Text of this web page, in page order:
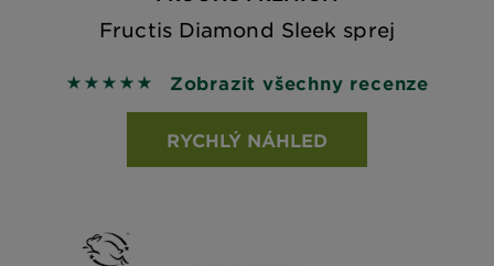
Fructis Diamond Sleek sprej
5 out of 5 stars based on reviews
Zobrazit všechny recenze
RYCHLÝ NÁHLED